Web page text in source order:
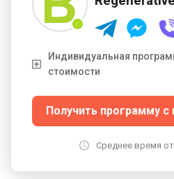
ориентированных на
Индивидуальная
стоимости
Получить программу с
Среднее время